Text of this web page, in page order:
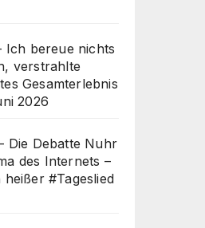
Ich bereue nichts
verstrahlte
Gesamterlebnis
2026
Die Debatte Nuhr
des Internets –
#Tageslied